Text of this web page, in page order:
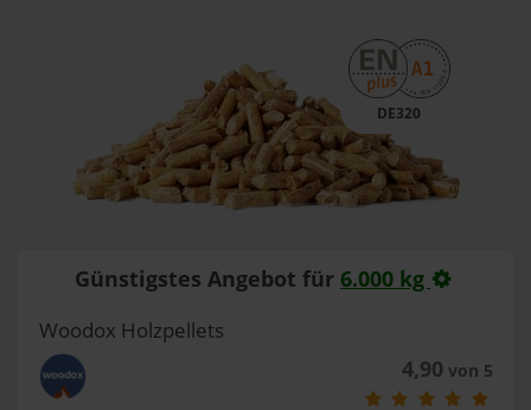
DE320
Günstigstes Angebot für 6.000 kg
Woodox Holzpellets
4,90 von 5